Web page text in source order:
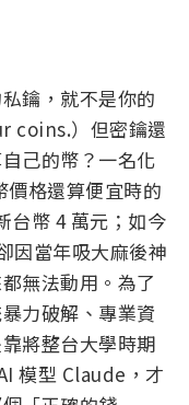
鑰，就不是你的
coins.）但密鑰還
己的幣？一名化
格還算便宜時的
台幣 4 萬元；如今
因當年吸大麻後神
無法動用。為了
力破解、專業資
將整台大學時期
模型 Claude，才